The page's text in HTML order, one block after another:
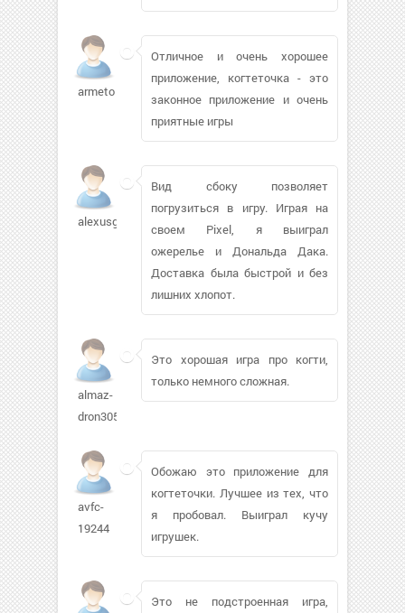
armeto
Отличное и очень хорошее
приложение, когтеточка - это
законное приложение и очень
приятные игры
alexusgs
Вид сбоку позволяет
погрузиться в игру. Играя на
своем Pixel, я выиграл
ожерелье и Дональда Дака.
Доставка была быстрой и без
лишних хлопот.
almaz-
dron305
Это хорошая игра про когти,
только немного сложная.
avfc-
19244
Обожаю это приложение для
когтеточки. Лучшее из тех, что
я пробовал. Выиграл кучу
игрушек.
Это не подстроенная игра,